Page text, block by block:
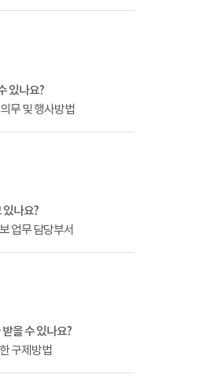
있나요?
무 및 행사방법
있나요?
업무 담당부서
을 수 있나요?
구제방법